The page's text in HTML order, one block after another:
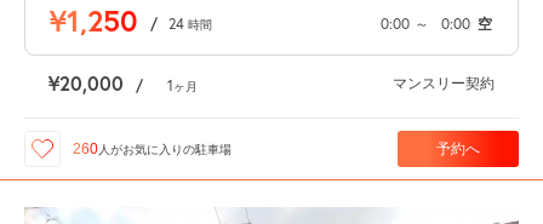
¥1,250 / 24 時間 0:00 ～ 0:00 空
¥20,000 / 1ヶ月 マンスリー契約
260人がお気に入りの駐車場 予約へ